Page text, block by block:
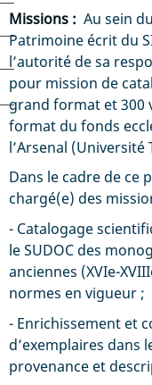
Missions : Au sein
Patrimoine écrit du
l’autorité de sa
pour mission de
grand format et 300
format du fonds
l’Arsenal (Université
Dans le cadre de ce
chargé(e) des
- Catalogage
le SUDOC des
anciennes (XVIe-
normes en vigueur ;
- Enrichissement et
d’exemplaires dans
provenance et